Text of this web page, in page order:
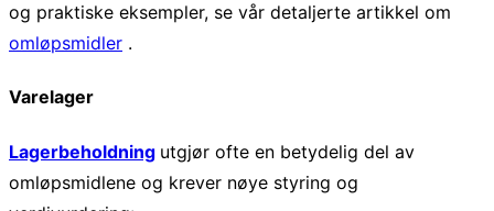
og praktiske eksempler, se vår detaljerte artikkel om
omløpsmidler .
Varelager
Lagerbeholdning utgjør ofte en betydelig del av
omløpsmidlene og krever nøye styring og